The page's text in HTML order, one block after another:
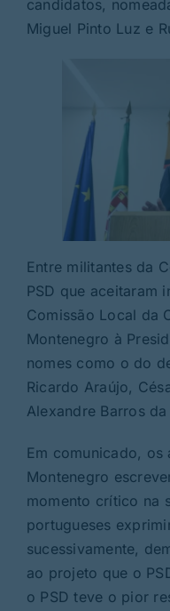
candidatos,
Miguel Pinto Luz e
Entre militantes da
PSD que aceitaram
Comissão Local da
Montenegro à
nomes como o do
Ricardo Araújo,
Alexandre Barros
Em comunicado, os
Montenegro
momento crítico na
portugueses
sucessivamente,
ao projeto que o
o PSD teve o pior